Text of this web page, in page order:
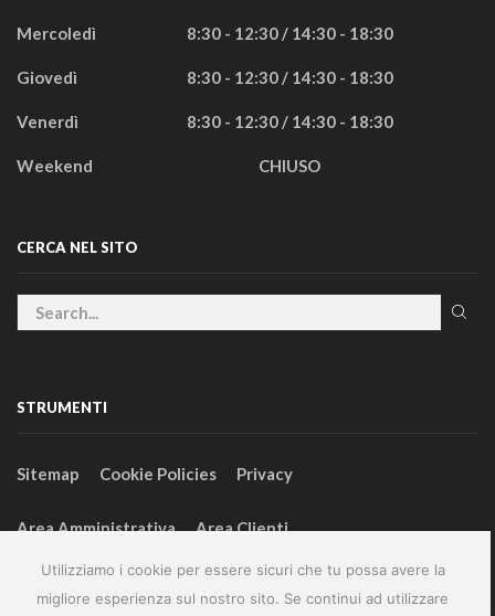
Utilizziamo i cookie per essere sicuri che tu possa avere la
migliore esperienza sul nostro sito. Se continui ad utilizzare
Mercoledì 8:30 - 12:30 / 14:30 - 18:30
Giovedì 8:30 - 12:30 / 14:30 - 18:30
Venerdì 8:30 - 12:30 / 14:30 - 18:30
Weekend CHIUSO
CERCA NEL SITO
STRUMENTI
Sitemap Cookie Policies Privacy
Area Amministrativa Area Clienti